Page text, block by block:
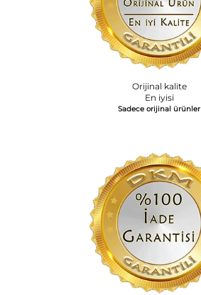
Orijinal kalite
En iyisi
Sadece orijinal ürünler